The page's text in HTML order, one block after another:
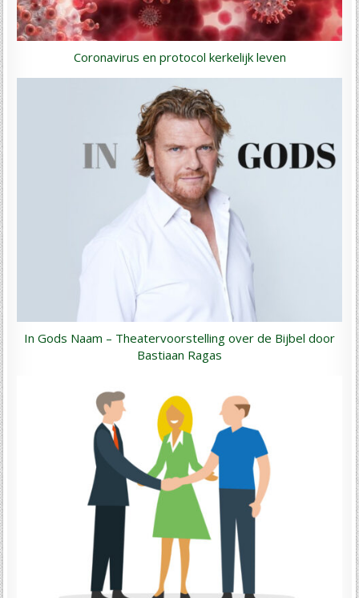
Coronavirus en protocol kerkelijk leven
In Gods Naam – Theatervoorstelling over de Bijbel door
Bastiaan Ragas